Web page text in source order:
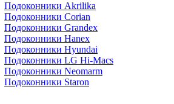
Подоконники Akrilika
Подоконники Corian
Подоконники Grandex
Подоконники Hanex
Подоконники Hyundai
Подоконники LG Hi-Macs
Подоконники Neomarm
Подоконники Staron